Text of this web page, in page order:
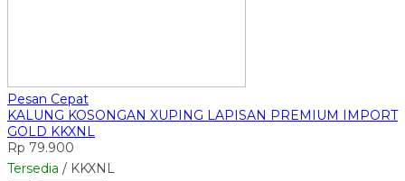
Pesan Cepat
KALUNG KOSONGAN XUPING LAPISAN PREMIUM IMPORT
GOLD KKXNL
Rp 79.900
Tersedia / KKXNL